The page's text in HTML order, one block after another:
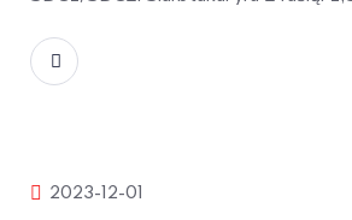
Produktų naujienos
2023-12-01